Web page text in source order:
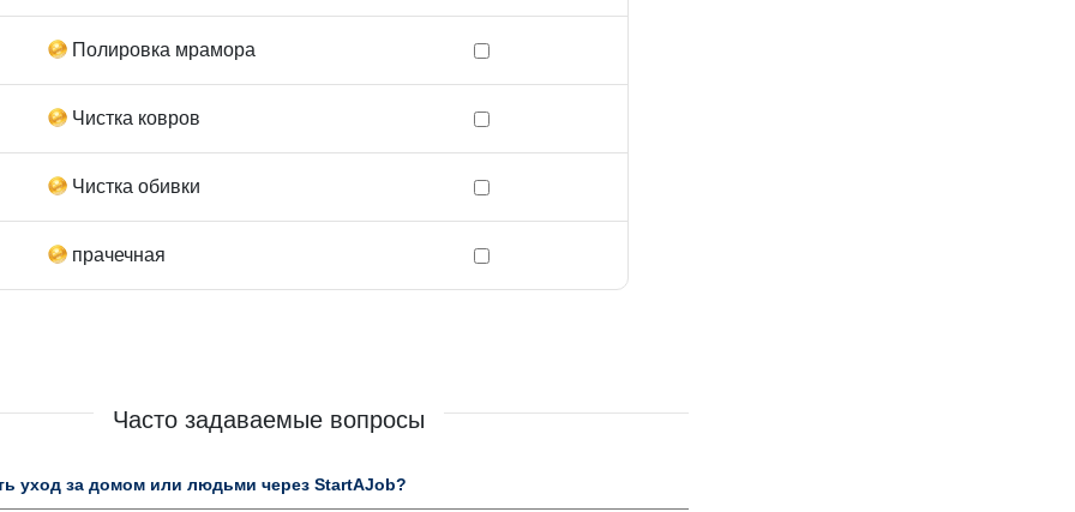
Полировка мрамора
Чистка ковров
Чистка обивки
прачечная
Часто задаваемые вопросы
уход за домом или людьми через StartAJob?